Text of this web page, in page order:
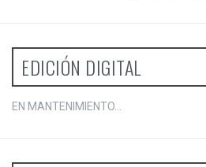
EDICIÓN DIGITAL
EN MANTENIMIENTO...